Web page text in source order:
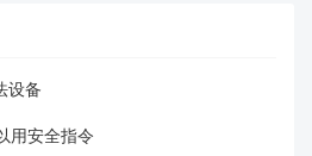
设备
用安全指令